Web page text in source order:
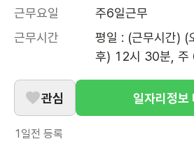
근무요일
주6일근무
근무시간
평일 : (근무시간)
후) 12시 30분, 주
관심 일자리정보
1일전 등록